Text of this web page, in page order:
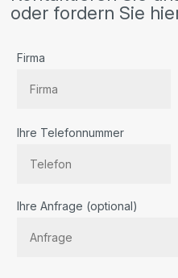
oder fordern Sie
Firma
Ihre Telefonnummer
Ihre Anfrage (optional)